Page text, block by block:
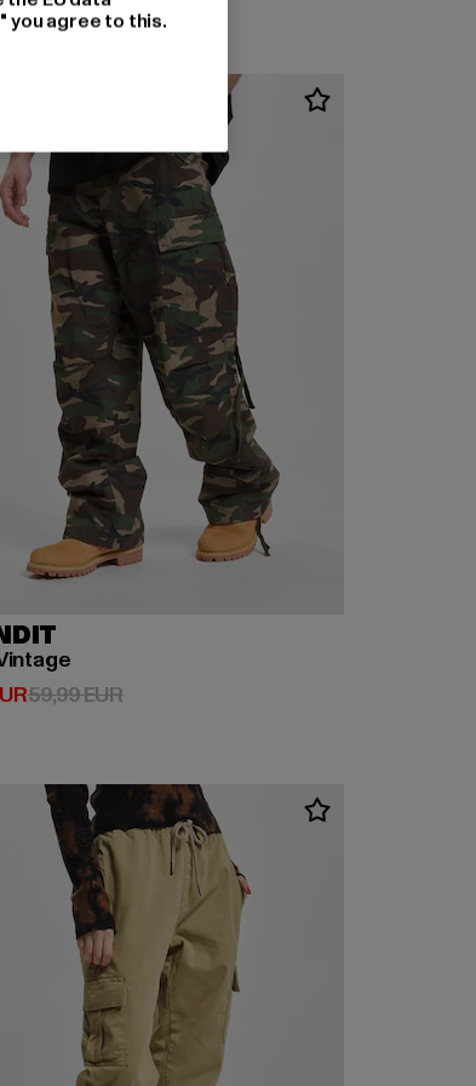
Preis: 41,99 EUR
59,99 EURAktionspreis: 59,99 EUR
you agree to this.